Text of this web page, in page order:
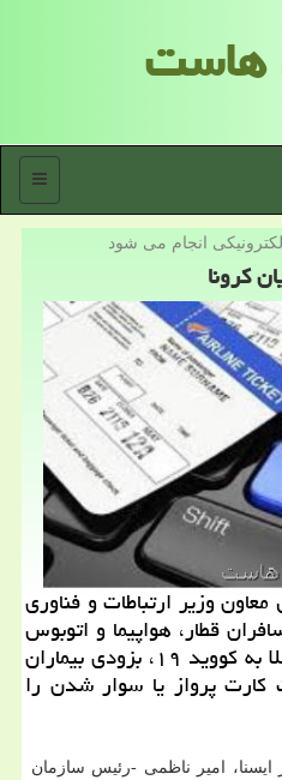
هاست
منو
انجام می شود
كرونا
وزیر ارتباطات و فناوری
قطار، هواپیما و اتوبوس
شهری با كد ملی بیماران مبتلا به كووید ۱۹، بزودی بیماران
كارت پرواز یا سوار شدن را
ایسنا، امیر ناظمی -رئیس سازمان